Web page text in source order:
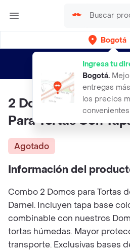
Bogotá
Ingresa tu
Bogotá.
entregas
los precios
envíos gratis por
2 Domos Darnel
Para Tortas Con
Agotado
Información del
Combo 2 Domos para Tortas
Darnel. Incluyen tapa base
combinable con nuestros
tortas húmedas. Mayor
transporte. Exclusivas bases